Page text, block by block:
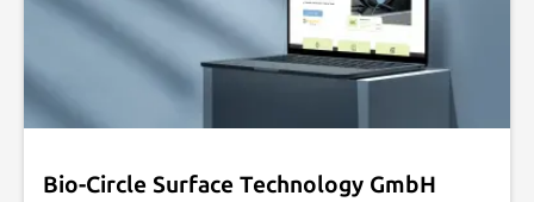
Bio-Circle Surface Technology GmbH